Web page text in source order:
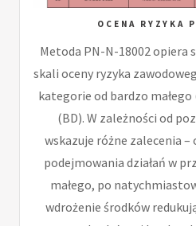
OCENA RYZYKA
Metoda PN-N-18002 opiera
skali oceny ryzyka
kategorie od bardzo małego
(BD). W zależności od
wskazuje różne zalecenia
podejmowania działań w
małego, po
wdrożenie środków